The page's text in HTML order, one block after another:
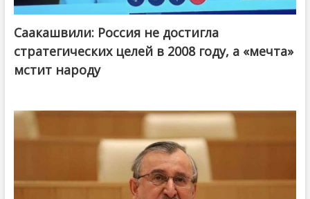
Саакашвили: Россия не достигла
стратегических целей в 2008 году, а «мечта»
мстит народу